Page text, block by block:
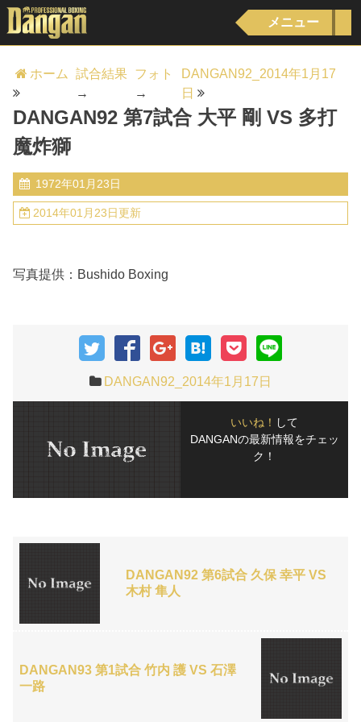
メニュー
ホーム
試合結果
→
フォト
→
DANGAN92_2014年1月17
日
DANGAN92 第7試合 大平 剛 VS 多打
魔炸獅
1972年01月23日
2014年01月23日更新
写真提供：Bushido Boxing
DANGAN92_2014年1月17日
いいね！ して
DANGANの最新情報をチェッ
ク！
DANGAN92 第6試合 久保 幸平 VS
木村 隼人
DANGAN93 第1試合 竹内 護 VS 石澤
一路